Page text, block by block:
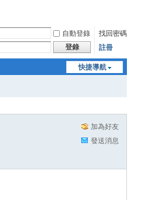
自動登錄
找回密碼
登錄 註冊
快捷導航
加為好友
發送消息